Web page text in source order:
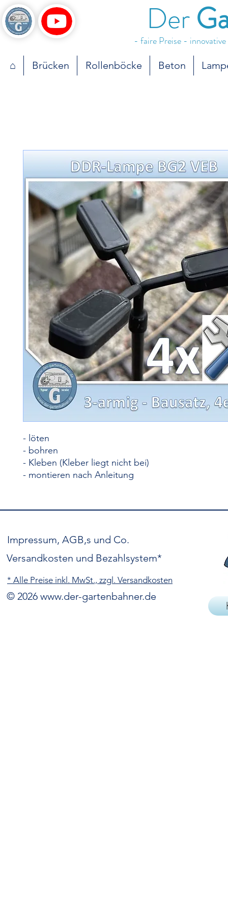
Der
- faire Preise -
⌂ Brücken Rollenböcke Beton
- löten
- bohren
- Kleben (Kleber liegt nicht bei)
- montieren nach Anleitung
Impressum, AGB,s und Co.
Versandkosten und Bezahlsystem*
* Alle Preise inkl. MwSt., zzgl. Versandkosten
© 2026 www.der-gartenbahner.de